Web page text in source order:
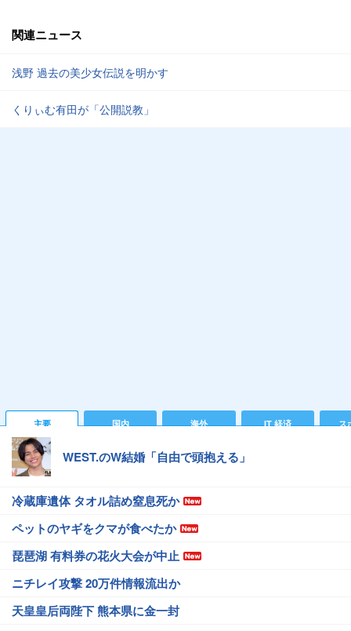
関連ニュース
浅野 過去の美少女伝説を明かす
くりぃむ有田が「公開説教」
主要 国内 海外 IT 経済 ス
WEST.のW結婚「自由で頭抱える」
冷蔵庫遺体 タオル詰め窒息死か
ペットのヤギをクマが食べたか
琵琶湖 有料券の花火大会が中止
ニチレイ攻撃 20万件情報流出か
天皇皇后両陛下 熊本県に金一封